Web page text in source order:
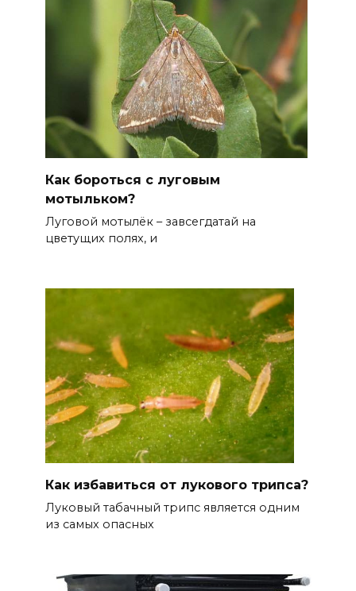
Как бороться с луговым
мотыльком?
Луговой мотылёк – завсегдатай на
цветущих полях, и
Как избавиться от лукового трипса?
Луковый табачный трипс является одним
из самых опасных